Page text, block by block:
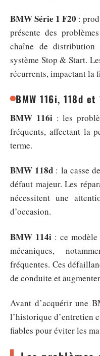
BMW Série 1 F20 :
présente des
chaîne de distribution
système Stop & Start.
récurrents, impactant la
BMW 116i, 118d et
BMW 116i : les
fréquents, affectant la
terme.
BMW 118d : la casse
défaut majeur. Les
nécessitent une
d’occasion.
BMW 114i : ce
mécaniques,
fréquentes. Ces
de conduite et
Avant d’acquérir une
l’historique d’entretien
fiables pour éviter les